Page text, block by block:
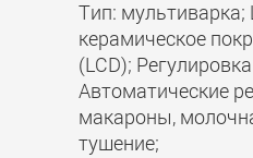
Тип:
керамическое
(LCD);
Автоматические
макароны,
тушение;